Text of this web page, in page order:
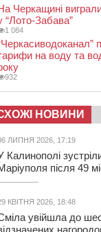
Черкащині
“Лото-Забава”
1 084
на воду та
932
НОВИНИ
ЛИПНЯ 2026, 17:19
Калинополі
після 49
КВІТНЯ 2026, 18:48
увійшла до